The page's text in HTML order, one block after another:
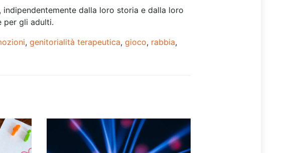
dalla loro storia e dalla loro
per gli adulti.
, genitorialità terapeutica, gioco, rabbia,